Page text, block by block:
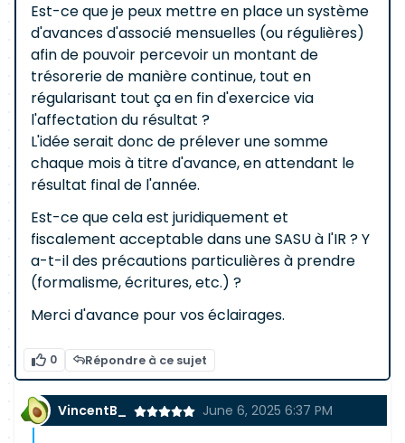
Est-ce que je peux mettre en place un système
d'avances d'associé mensuelles (ou régulières)
afin de pouvoir percevoir un montant de
trésorerie de manière continue, tout en
régularisant tout ça en fin d'exercice via
l'affectation du résultat ?
L'idée serait donc de prélever une somme
chaque mois à titre d'avance, en attendant le
résultat final de l'année.
Est-ce que cela est juridiquement et
fiscalement acceptable dans une SASU à l'IR ? Y
a-t-il des précautions particulières à prendre
(formalisme, écritures, etc.) ?
Merci d'avance pour vos éclairages.
0 Répondre à ce sujet
VincentB_ June 6, 2025 6:37 PM